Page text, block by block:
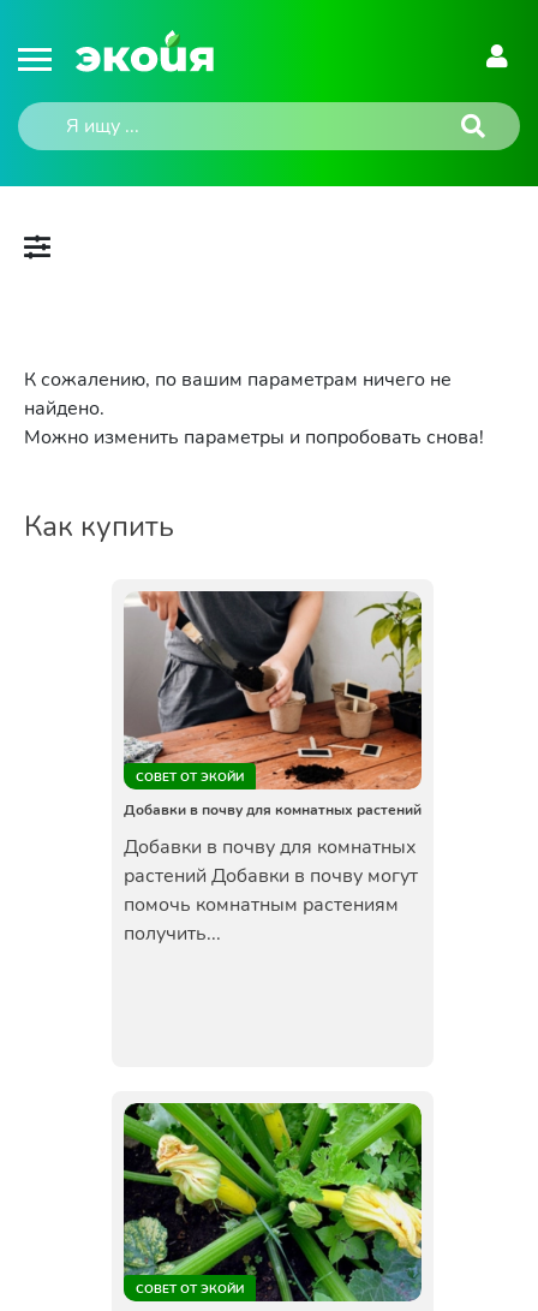
К сожалению, по вашим параметрам ничего не
найдено.
Можно изменить параметры и попробовать снова!
Как купить
СОВЕТ ОТ ЭКОЙИ
Добавки в почву для комнатных растений
Добавки в почву для комнатных
растений Добавки в почву могут
помочь комнатным растениям
получить...
СОВЕТ ОТ ЭКОЙИ